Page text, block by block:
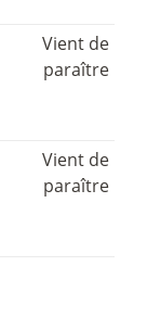
Vient de
paraître
Vient de
paraître